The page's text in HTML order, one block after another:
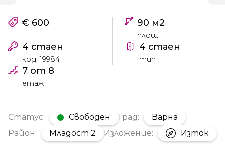
€ 600 90 м2
площ
4 стаен
код: 19984
4 стаен
тип
7 от 8
етаж
Статус: Свободен Град:
Варна
Район:
Младост 2 Изложение: Изток